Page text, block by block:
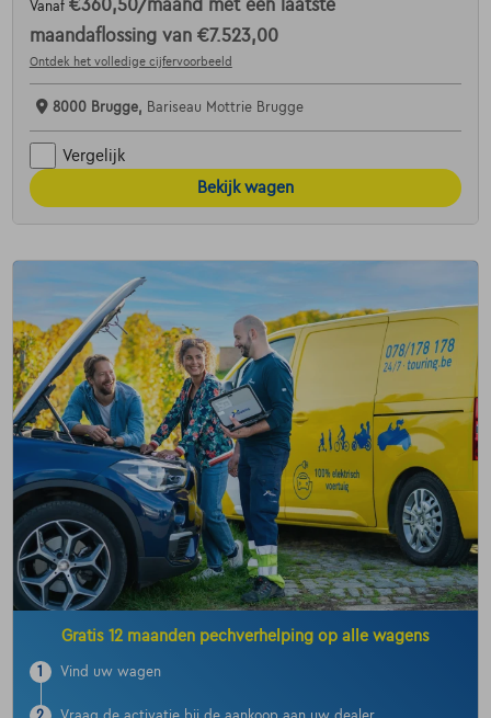
Vanaf €360,50/maand met een laatste
maandaflossing van €7.523,00
Ontdek het volledige cijfervoorbeeld
8000 Brugge, Bariseau Mottrie Brugge
Vergelijk
Bekijk wagen
Gratis 12 maanden pechverhelping op alle wagens
1 Vind uw wagen